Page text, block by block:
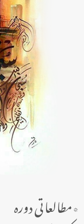
٭مطالعاتی دورہ